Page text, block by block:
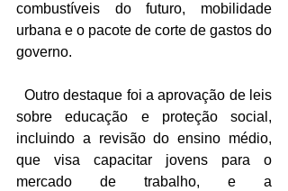
combustíveis do futuro, mobilidade
urbana e o pacote de corte de gastos do
governo.
sobre educação e proteção social,
incluindo a revisão do ensino médio,
que visa capacitar jovens para o
mercado de trabalho, e a